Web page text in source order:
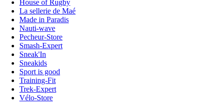
House of Rugby
La sellerie de Maé
Made in Paradis
Nauti-wave
Pecheur-Store
Smash-Expert
Sneak'In
Sneakids
Sport is good
Training-Fit
Trek-Expert
Vélo-Store